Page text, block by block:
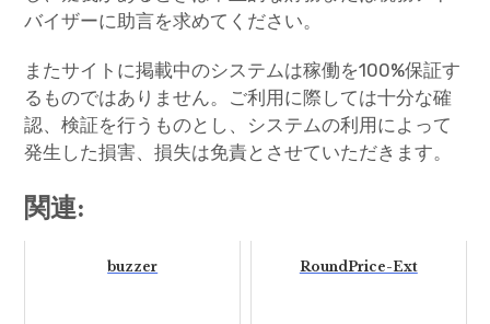
バイザーに助言を求めてください。
またサイトに掲載中のシステムは稼働を100%保証す
るものではありません。ご利用に際しては十分な確
認、検証を行うものとし、システムの利用によって
発生した損害、損失は免責とさせていただきます。
関連:
buzzer RoundPrice-Ext